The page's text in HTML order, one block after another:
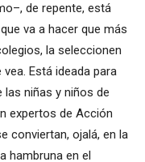
de repente, está
va a hacer que más
la seleccionen
Está ideada para
las niñas y niños de
expertos de Acción
conviertan, ojalá, en la
hambruna en el